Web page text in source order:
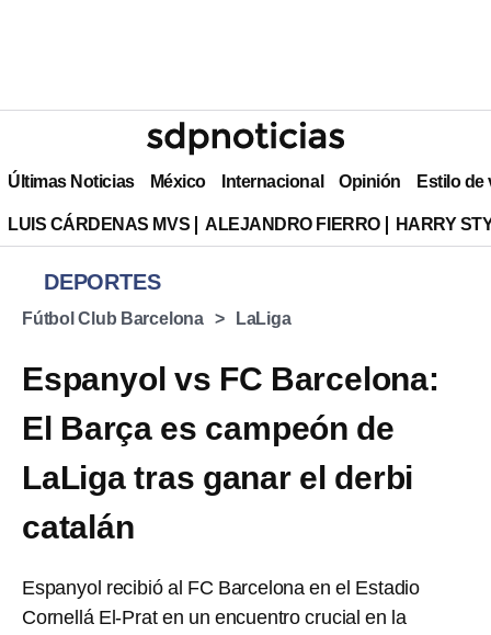
Últimas Noticias México Internacional Opinión Estilo de
LUIS CÁRDENAS MVS ALEJANDRO FIERRO HARRY
DEPORTES
Fútbol Club Barcelona LaLiga
Espanyol vs FC Barcelona:
El Barça es campeón de
LaLiga tras ganar el derbi
catalán
Espanyol recibió al FC Barcelona en el Estadio
Cornellá El-Prat en un encuentro crucial en la